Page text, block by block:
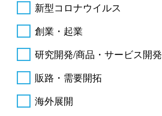
新型コロナウイルス
創業・起業
研究開発/商品・サービス開発
販路・需要開拓
海外展開